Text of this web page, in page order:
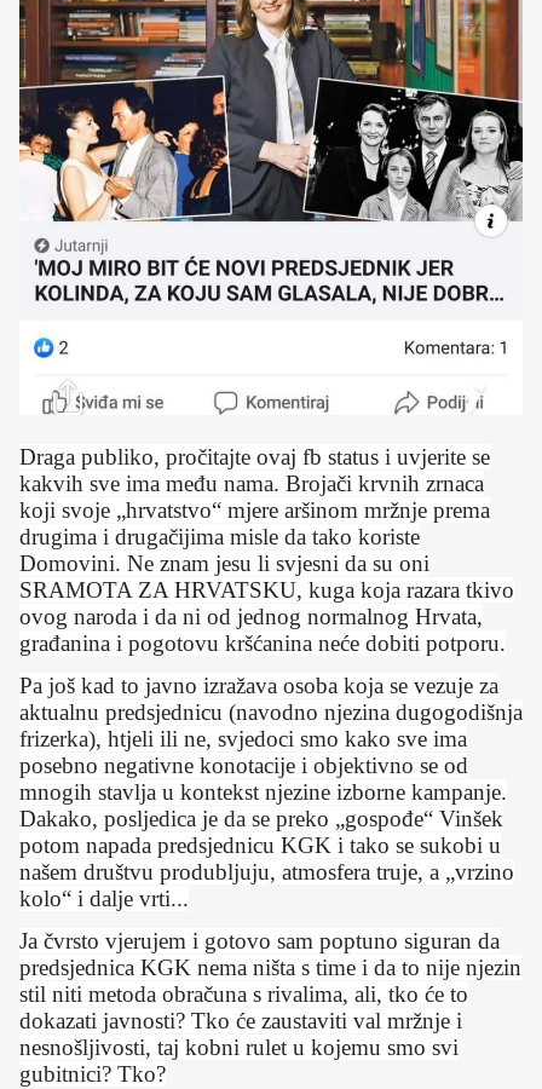
Draga publiko, pročitajte ovaj fb status i uvjerite se
kakvih sve ima među nama. Brojači krvnih zrnaca
koji svoje „hrvatstvo“ mjere aršinom mržnje prema
drugima i drugačijima misle da tako koriste
Domovini. Ne znam jesu li svjesni da su oni
SRAMOTA ZA HRVATSKU, kuga koja razara tkivo
ovog naroda i da ni od jednog normalnog Hrvata,
građanina i pogotovu kršćanina neće dobiti potporu.
Pa još kad to javno izražava osoba koja se vezuje za
aktualnu predsjednicu (navodno njezina dugogodišnja
frizerka), htjeli ili ne, svjedoci smo kako sve ima
posebno negativne konotacije i objektivno se od
mnogih stavlja u kontekst njezine izborne kampanje.
Dakako, posljedica je da se preko „gospođe“ Vinšek
potom napada predsjednicu KGK i tako se sukobi u
našem društvu produbljuju, atmosfera truje, a „vrzino
kolo“ i dalje vrti...
Ja čvrsto vjerujem i gotovo sam poptuno siguran da
predsjednica KGK nema ništa s time i da to nije njezin
stil niti metoda obračuna s rivalima, ali, tko će to
dokazati javnosti? Tko će zaustaviti val mržnje i
nesnošljivosti, taj kobni rulet u kojemu smo svi
gubitnici? Tko?